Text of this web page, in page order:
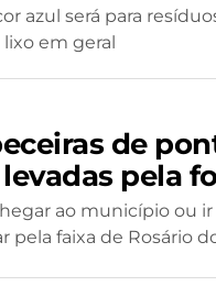
azul será para
lixo em geral
de
levadas pela
ao município ou
pela faixa de Rosário